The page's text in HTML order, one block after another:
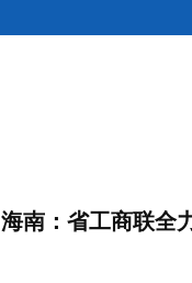
海南：省工商联全